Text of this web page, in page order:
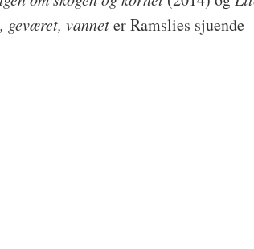
geværet, vanneter Ramslies sjuende